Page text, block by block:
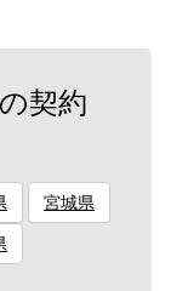
契約
宮城県